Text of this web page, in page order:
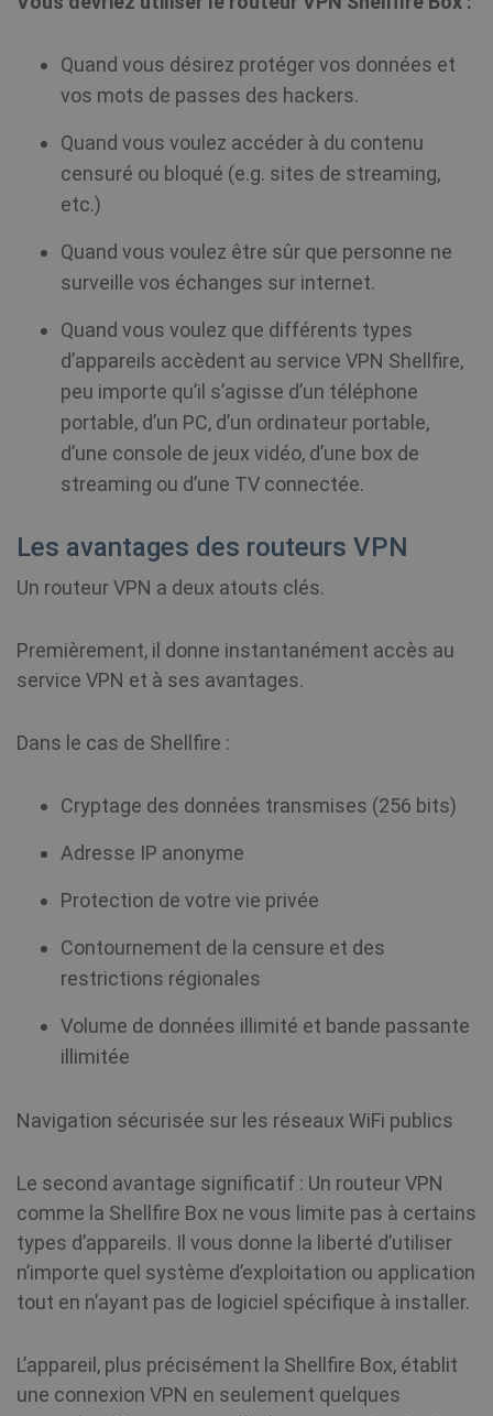
Quand vous désirez protéger vos données et
vos mots de passes des hackers.
Quand vous voulez accéder à du contenu
censuré ou bloqué (e.g. sites de streaming,
etc.)
Quand vous voulez être sûr que personne ne
surveille vos échanges sur internet.
Quand vous voulez que différents types
d’appareils accèdent au service VPN Shellfire,
peu importe qu’il s’agisse d’un téléphone
portable, d’un PC, d’un ordinateur portable,
d’une console de jeux vidéo, d’une box de
streaming ou d’une TV connectée.
Les avantages des routeurs VPN
Un routeur VPN a deux atouts clés.
Premièrement, il donne instantanément accès au
service VPN et à ses avantages.
Dans le cas de Shellfire :
Cryptage des données transmises (256 bits)
Adresse IP anonyme
Protection de votre vie privée
Contournement de la censure et des
restrictions régionales
Volume de données illimité et bande passante
illimitée
Navigation sécurisée sur les réseaux WiFi publics
Le second avantage significatif : Un routeur VPN
comme la Shellfire Box ne vous limite pas à certains
types d’appareils. Il vous donne la liberté d’utiliser
n’importe quel système d’exploitation ou application
tout en n’ayant pas de logiciel spécifique à installer.
L’appareil, plus précisément la Shellfire Box, établit
une connexion VPN en seulement quelques